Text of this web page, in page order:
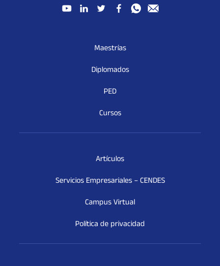
Maestrías
Diplomados
PED
Cursos
Artículos
Servicios Empresariales – CENDES
Campus Virtual
Política de privacidad